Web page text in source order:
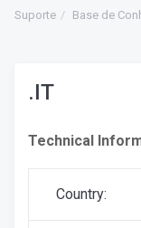
Suporte Base de
.IT
Technical
Country: